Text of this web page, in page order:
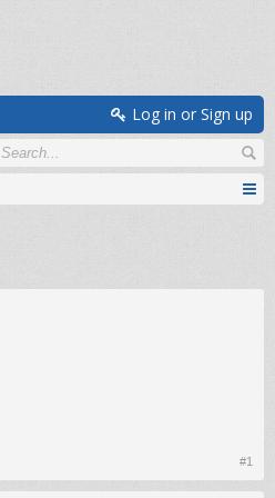
Log in or Sign up
#1